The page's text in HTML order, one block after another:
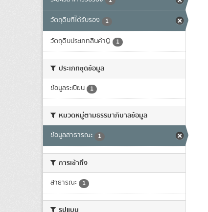
วัตถุดิบที่ได้รับรอง 1
วัตถุดิบประเภทสินค้าQ 1
ประเภทชุดข้อมูล
ข้อมูลระเบียน 1
หมวดหมู่ตามธรรมาภิบาลข้อมูล
ข้อมูลสาธารณะ 1
การเข้าถึง
สาธารณะ 1